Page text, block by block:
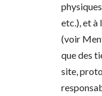
etc.), et à
(voir
que des
site,